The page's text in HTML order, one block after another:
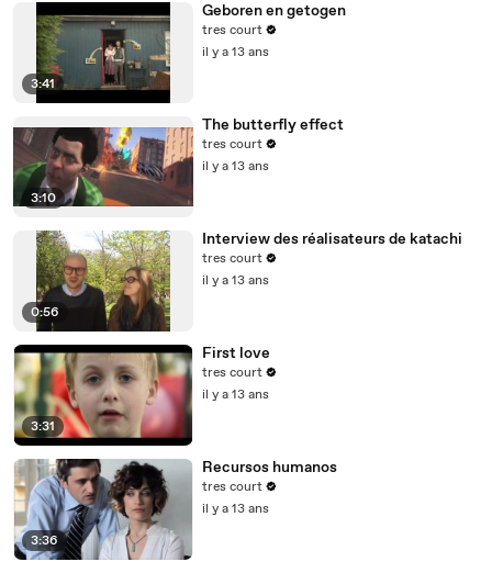
3:41
Geboren en getogen
tres court
il y a 13 ans
3:10
The butterfly effect
tres court
il y a 13 ans
0:56
Interview des réalisateurs de katachi
tres court
il y a 13 ans
3:31
First love
tres court
il y a 13 ans
3:36
Recursos humanos
tres court
il y a 13 ans